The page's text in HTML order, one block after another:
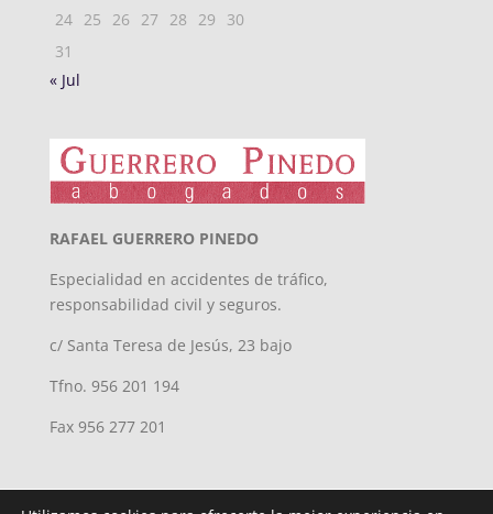
24 25 26 27 28 29
30
31
« Jul
RAFAEL GUERRERO PINEDO
Especialidad en accidentes de tráfico,
responsabilidad civil y seguros.
c/ Santa Teresa de Jesús, 23 bajo
Tfno. 956 201 194
Fax 956 277 201